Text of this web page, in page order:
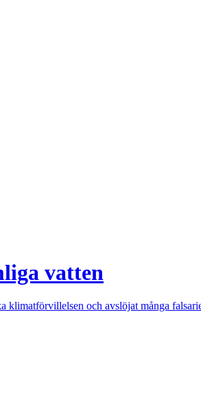
vatten
klimatförvillelsen och avslöjat många